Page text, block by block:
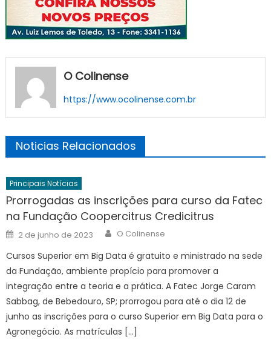
O Colinense
https://www.ocolinense.com.br
Noticias Relacionados
Principais Notícias
Prorrogadas as inscrições para curso da Fatec
na Fundação Coopercitrus Credicitrus
Posted
on
2 de junho de 2023 Author
O Colinense
Cursos Superior em Big Data é gratuito e ministrado na sede
da Fundação, ambiente propício para promover a
integração entre a teoria e a prática. A Fatec Jorge Caram
Sabbag, de Bebedouro, SP; prorrogou para até o dia 12 de
junho as inscrições para o curso Superior em Big Data para o
Agronegócio. As matrículas […]